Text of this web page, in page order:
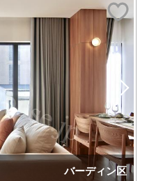
バーディン区